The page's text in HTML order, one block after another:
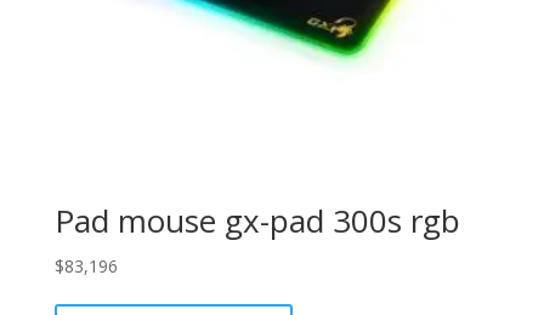
Pad mouse gx-pad 300s rgb
$83,196